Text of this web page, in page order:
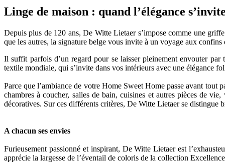
Linge de maison : quand l’élégance
Depuis plus de 120 ans, De Witte Lietaer s’impose comme une
que les autres, la signature belge vous invite à un voyage aux
Il suffit parfois d’un regard pour se laisser pleinement envouter par
textile mondiale, qui s’invite dans vos intérieurs avec une élégance
Parce que l’ambiance de votre Home Sweet Home passe avant
chambres à coucher, salles de bain, cuisines et autres pièces de
décoratives. Sur ces différents critères, De Witte Lietaer se distingue
A chacun ses envies
Furieusement passionné et inspirant, De Witte Lietaer est
apprécie la largesse de l’éventail de coloris de la collection